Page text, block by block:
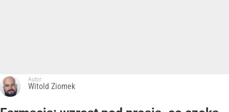
Autor:
Witold Ziomek